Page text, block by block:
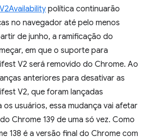
política continuarão
no navegador até pelo menos
de junho, a ramificação do
em que o suporte para
V2 será removido do Chrome. Ao
anteriores para desativar as
V2, que foram lançadas
os usuários, essa mudança vai afetar
Chrome 139 de uma só vez. Como
138 é a versão final do Chrome com